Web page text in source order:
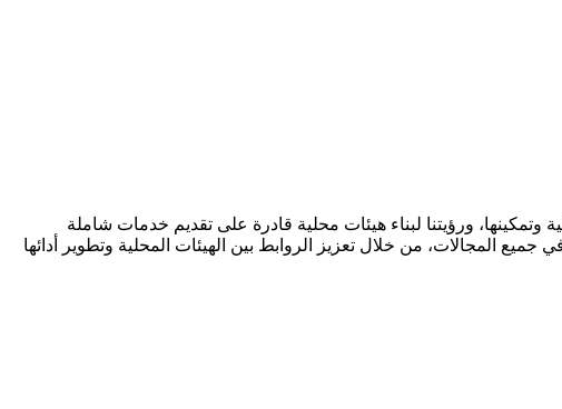
ورؤيتنا لبناء هيئات محلية قادرة على تقديم خدمات شاملة
المجالات، من خلال تعزيز الروابط بين الهيئات المحلية وتطوير أدائها